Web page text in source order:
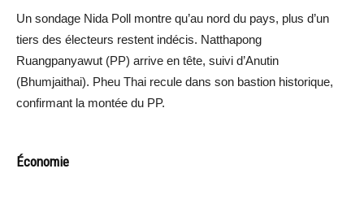
Un sondage Nida Poll montre qu’au nord du pays, plus d’un
tiers des électeurs restent indécis. Natthapong
Ruangpanyawut (PP) arrive en tête, suivi d’Anutin
(Bhumjaithai). Pheu Thai recule dans son bastion historique,
confirmant la montée du PP.
Économie